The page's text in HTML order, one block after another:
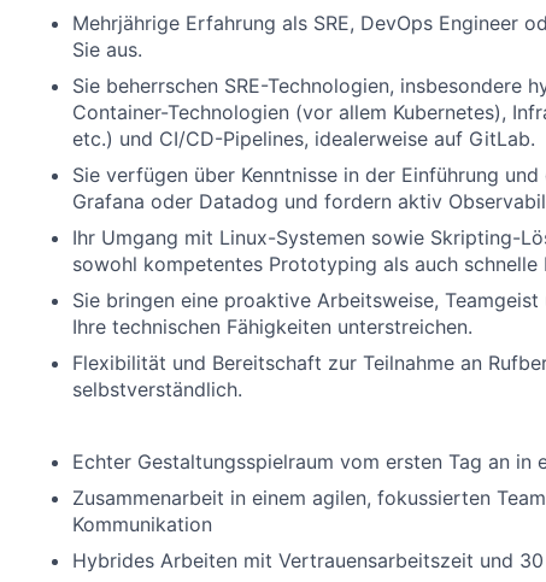
Mehrjährige Erfahrung als SRE, DevOps Engineer
Sie aus.
Sie beherrschen SRE-Technologien, insbesondere
Container-Technologien (vor allem Kubernetes),
etc.) und CI/CD-Pipelines, idealerweise auf GitLab.
Sie verfügen über Kenntnisse in der Einführung
Grafana oder Datadog und fordern aktiv
Ihr Umgang mit Linux-Systemen sowie Skripting-
sowohl kompetentes Prototyping als auch schnelle
Sie bringen eine proaktive Arbeitsweise,
Ihre technischen Fähigkeiten unterstreichen.
Flexibilität und Bereitschaft zur Teilnahme an
selbstverständlich.
Echter Gestaltungsspielraum vom ersten Tag an in
Zusammenarbeit in einem agilen, fokussierten
Kommunikation
Hybrides Arbeiten mit Vertrauensarbeitszeit und